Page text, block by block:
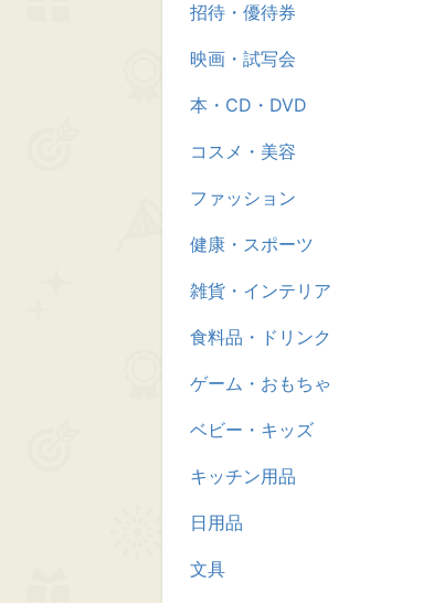
招待・優待券
映画・試写会
本・CD・DVD
コスメ・美容
ファッション
健康・スポーツ
雑貨・インテリア
食料品・ドリンク
ゲーム・おもちゃ
ベビー・キッズ
キッチン用品
日用品
文具